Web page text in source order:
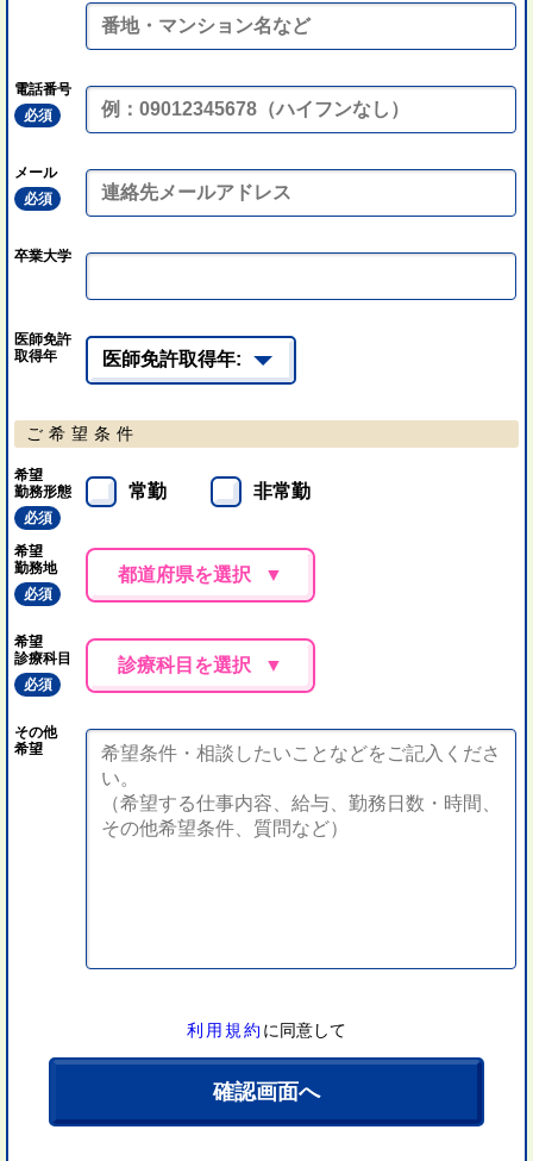
電話番号
必須
メール
必須
卒業大学
医師免許
取得年
ご希望条件
希望
勤務形態
必須
常勤 非常勤
希望
勤務地
必須
都道府県を選択
希望
診療科目
必須
診療科目を選択
その他
希望
利用規約 に同意して
確認画面へ